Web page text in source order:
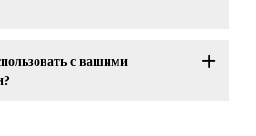
с вашими